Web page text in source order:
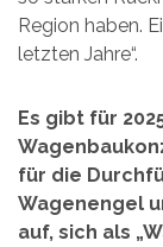
Region haben.
letzten Jahre“.
Es gibt für
für die
Wagenengel
auf, sich als